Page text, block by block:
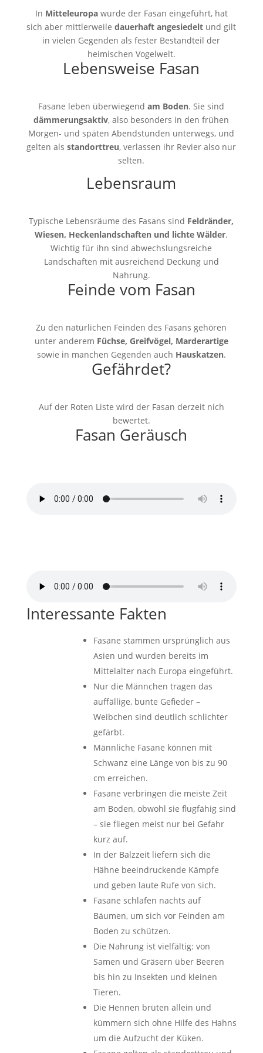
In Mitteleuropawurde der Fasan eingeführt, hat
sich aber mittlerweiledauerhaft angesiedelt und gilt
in vielen Gegenden als fester Bestandteil der
heimischen Vogelwelt.
Lebensweise Fasan
Fasane leben überwiegendam Boden. Sie sind
dämmerungsaktiv, also besonders in den frühen
Morgen- und späten Abendstunden unterwegs, und
gelten alsstandorttreu, verlassen ihr Revier also nur
selten.
Lebensraum
Typische Lebensräume des Fasans sind Feldränder,
Wiesen, Heckenlandschaften und lichte Wälder.
Wichtig für ihn sind abwechslungsreiche
Landschaften mit ausreichend Deckung und
Nahrung.
Feinde vom Fasan
Zu den natürlichen Feinden des Fasans gehören
unter anderem Füchse, Greifvögel, Marderartige
sowie in manchen Gegenden auch Hauskatzen.
Gefährdet?
Auf der Roten Liste wird der Fasan derzeit nich
bewertet.
Fasan Geräusch
Interessante Fakten
Fasane stammen ursprünglich aus
Asien und wurden bereits im
Mittelalter nach Europa eingeführt.
Nur die Männchen tragen das
auffällige, bunte Gefieder –
Weibchen sind deutlich schlichter
gefärbt.
Männliche Fasane können mit
Schwanz eine Länge von bis zu 90
cm erreichen.
Fasane verbringen die meiste Zeit
am Boden, obwohl sie flugfähig sind
– sie fliegen meist nur bei Gefahr
kurz auf.
In der Balzzeit liefern sich die
Hähne beeindruckende Kämpfe
und geben laute Rufe von sich.
Fasane schlafen nachts auf
Bäumen, um sich vor Feinden am
Boden zu schützen.
Die Nahrung ist vielfältig: von
Samen und Gräsern über Beeren
bis hin zu Insekten und kleinen
Tieren.
Die Hennen brüten allein und
kümmern sich ohne Hilfe des Hahns
um die Aufzucht der Küken.